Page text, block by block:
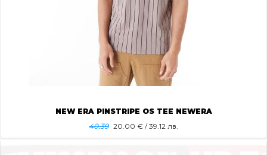
NEW ERA PINSTRIPE OS TEE NEWERA
40.39 20.00 € / 39.12 лв.